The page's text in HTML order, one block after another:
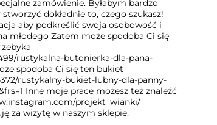
zamówienie. Byłabym bardzo
dokładnie to, czego szukasz!
aby podkreślić swoja osobowość i
młodego Zatem może spodoba Ci się
rustykalna-butonierka-dla-pana-
spodoba Ci się ten bukiet
rustykalny-bukiet-lubny-dla-panny-
Inne moje prace możesz też znaleźć
projekt_wianki/
za wizytę w naszym sklepie.